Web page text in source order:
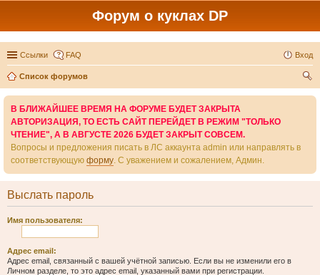
Форум о куклах DP
Ссылки FAQ Вход
Список форумов
В БЛИЖАЙШЕЕ ВРЕМЯ НА ФОРУМЕ БУДЕТ ЗАКРЫТА
АВТОРИЗАЦИЯ, ТО ЕСТЬ САЙТ ПЕРЕЙДЕТ В РЕЖИМ "ТОЛЬКО
ЧТЕНИЕ", А В АВГУСТЕ 2026 БУДЕТ ЗАКРЫТ СОВСЕМ.
Вопросы и предложения писать в ЛС аккаунта admin или направлять в
соответствующую форму. С уважением и сожалением, Админ.
Выслать пароль
Имя пользователя:
Адрес email:
Адрес email, связанный с вашей учётной записью. Если вы не изменили его в
Личном разделе, то это адрес email, указанный вами при регистрации.